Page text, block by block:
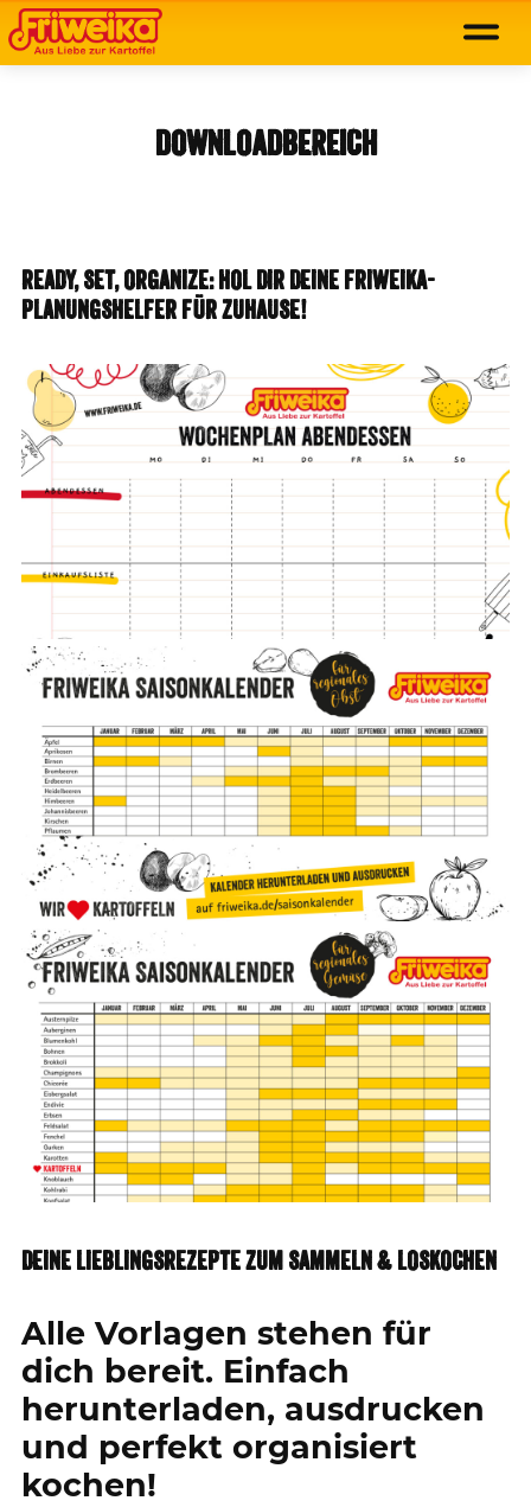
DOWNLOADBEREICH
READY, SET, ORGANIZE: HOL DIR DEINE FRIWEIKA-
PLANUNGSHELFER FÜR ZUHAUSE!
DEINE LIEBLINGSREZEPTE ZUM SAMMELN & LOSKOCHEN
Alle Vorlagen stehen für
dich bereit. Einfach
herunterladen, ausdrucken
und perfekt organisiert
kochen!